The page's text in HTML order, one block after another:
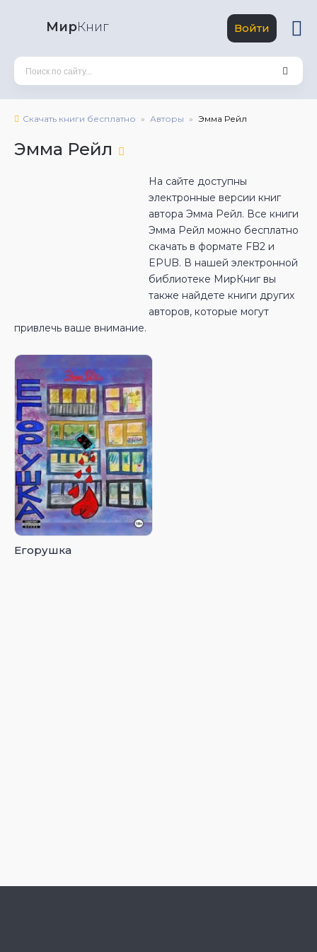
МирКниг Войти
Скачать книги бесплатно Авторы Эмма Рейл
Эмма Рейл
На сайте доступны
электронные версии книг
автора Эмма Рейл. Все книги
Эмма Рейл можно бесплатно
скачать в формате FB2 и
EPUB. В нашей электронной
библиотеке МирКниг вы
также найдете книги других
авторов, которые могут
привлечь ваше внимание.
Егорушка